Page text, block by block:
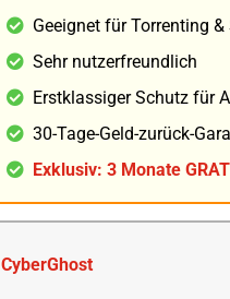
Geeignet für Torrenting
Sehr nutzerfreundlich
Erstklassiger Schutz für
30-Tage-Geld-zurück-
Exklusiv: 3 Monate
CyberGhost